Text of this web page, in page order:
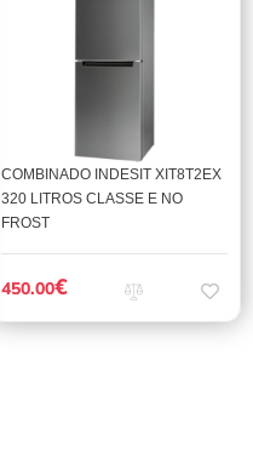
COMBINADO INDESIT XIT8T2EX
320 LITROS CLASSE E NO
FROST
450.00€